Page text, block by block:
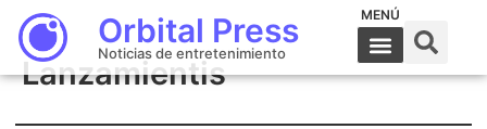
Orbital Press
Noticias de entretenimiento
MENÚ
Lanzamientis